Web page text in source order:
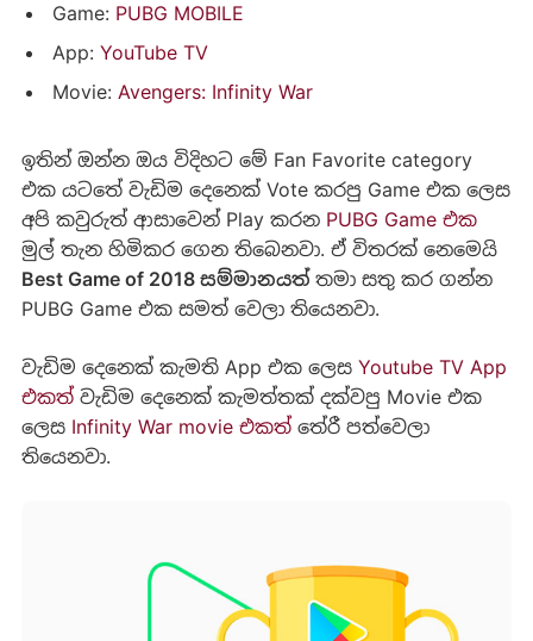
Game: PUBG MOBILE
App: YouTube TV
Movie: Avengers: Infinity War
ඉතින් ඔන්න ඔය විදිහට මේ Fan Favorite category
එක යටතේ වැඩිම දෙනෙක් Vote කරපු Game එක ලෙස
අපි කවුරුත් ආසාවෙන් Play කරන PUBG Game එක
මුල් තැන හිමිකර ගෙන තිබෙනවා. ඒ විතරක් නෙමෙයි
Best Game of 2018 සම්මානයත් තමා සතු කර ගන්න
PUBG Game එක සමත් වෙලා තියෙනවා.
වැඩිම දෙනෙක් කැමති App එක ලෙස Youtube TV App
එකත්වැඩිම දෙනෙක් කැමත්තක් දක්වපු Movie එක
ලෙස Infinity War movie එකත්තේරී පත්වෙලා
තියෙනවා.